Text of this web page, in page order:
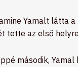
Yamalt látta
tette az első
második,